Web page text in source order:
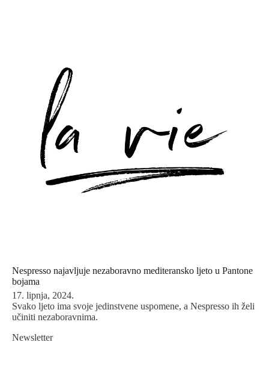
Nespresso najavljuje nezaboravno mediteransko ljeto u Pantone
bojama
17. lipnja, 2024.
Svako ljeto ima svoje jedinstvene uspomene, a Nespresso ih želi
učiniti nezaboravnima.
Newsletter